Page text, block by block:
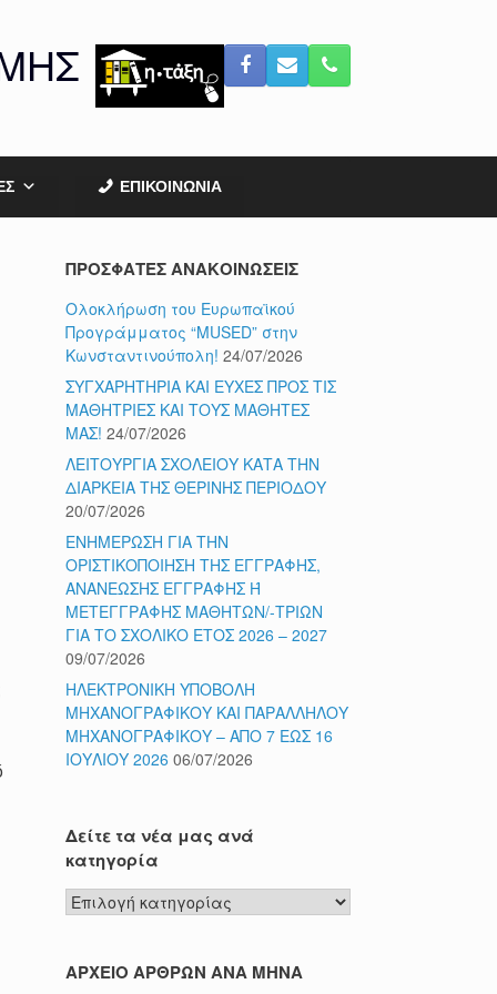
ΕΠΙΚΟΙΝΩΝΙΑ
ΠΡΟΣΦΑΤΕΣ ΑΝΑΚΟΙΝΩΣΕΙΣ
Ολοκλήρωση του Ευρωπαϊκού
Προγράμματος “MUSED” στην
Κωνσταντινούπολη! 24/07/2026
ΣΥΓΧΑΡΗΤΗΡΙΑ ΚΑΙ ΕΥΧΕΣ ΠΡΟΣ ΤΙΣ
ΜΑΘΗΤΡΙΕΣ ΚΑΙ ΤΟΥΣ ΜΑΘΗΤΕΣ
ΜΑΣ! 24/07/2026
ΛΕΙΤΟΥΡΓΙΑ ΣΧΟΛΕΙΟΥ ΚΑΤΑ ΤΗΝ
ΔΙΑΡΚΕΙΑ ΤΗΣ ΘΕΡΙΝΗΣ ΠΕΡΙΟΔΟΥ
20/07/2026
ΕΝΗΜΕΡΩΣΗ ΓΙΑ ΤΗΝ
ΟΡΙΣΤΙΚΟΠΟΙΗΣΗ ΤΗΣ ΕΓΓΡΑΦΗΣ,
ΑΝΑΝΕΩΣΗΣ ΕΓΓΡΑΦΗΣ Ή
ΜΕΤΕΓΓΡΑΦΗΣ ΜΑΘΗΤΩΝ/-ΤΡΙΩΝ
ΓΙΑ ΤΟ ΣΧΟΛΙΚΟ ΕΤΟΣ 2026 – 2027
09/07/2026
ΗΛΕΚΤΡΟΝΙΚΗ ΥΠΟΒΟΛΗ
ΜΗΧΑΝΟΓΡΑΦΙΚΟΥ ΚΑΙ ΠΑΡΑΛΛΗΛΟΥ
ΜΗΧΑΝΟΓΡΑΦΙΚΟΥ – ΑΠΟ 7 ΕΩΣ 16
ΙΟΥΛΙΟΥ 2026 06/07/2026
Δείτε τα νέα μας ανά
κατηγορία
Δείτε
τα
μας
ΑΡΧΕΙΟ ΑΡΘΡΩΝ ΑΝΑ ΜΗΝΑ